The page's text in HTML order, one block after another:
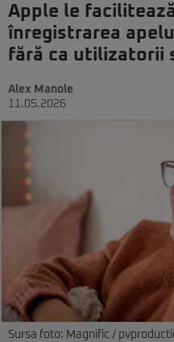
Apple le
înregistrarea
fără ca utilizatorii
Alex Manole
11.05.2026
Sursa foto: Magnific /